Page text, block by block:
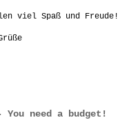
viel Spaß und Freude!
You need a budget!